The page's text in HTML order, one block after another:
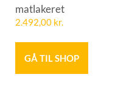
matlakeret
2.492,00 kr.
GÅ TIL SHOP